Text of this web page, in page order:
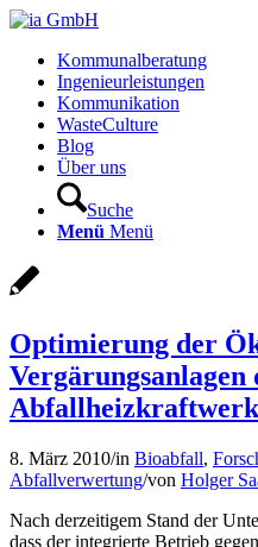
Kommunalberatung
Ingenieurleistungen
Kommunikation
WasteCulture
Blog
Über uns
Suche
Menü Menü
Optimierung der
8. März 2010/in Bioabfall,
Abfallverwertung/von Holger
Nach derzeitigem Stand der
dass der integrierte Betrieb